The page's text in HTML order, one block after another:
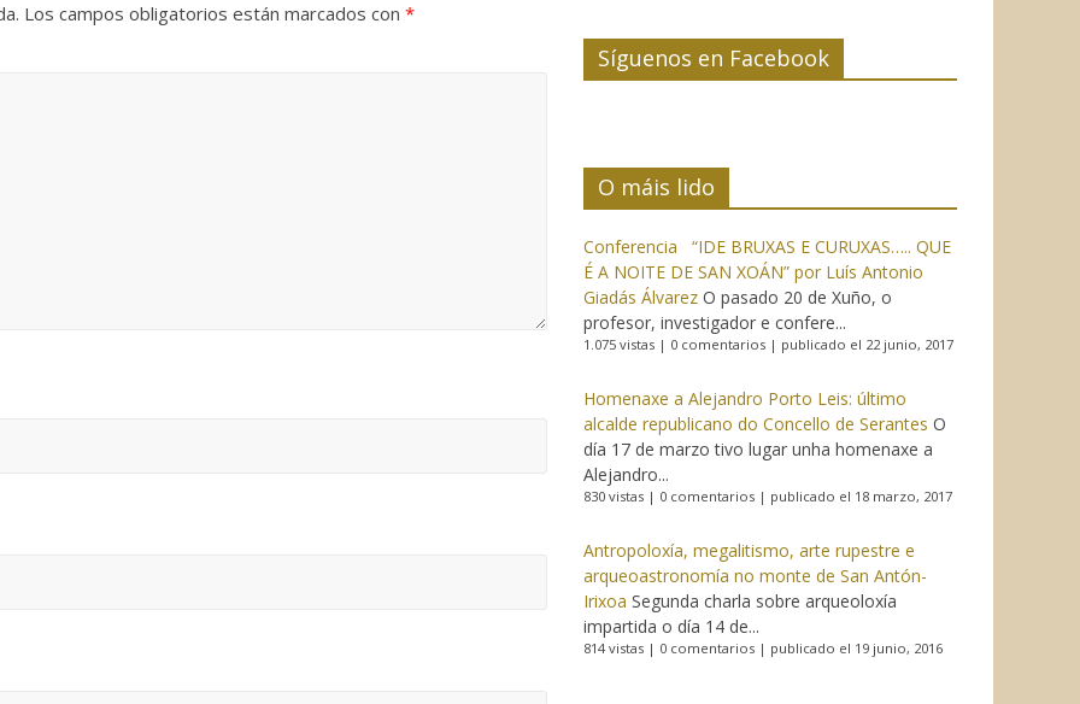
Los campos obligatorios están marcados con *
Síguenos en Facebook
O máis lido
Conferencia “IDE BRUXAS E CURUXAS….. QUE
É A NOITE DE SAN XOÁN” por Luís Antonio
Giadás Álvarez O pasado 20 de Xuño, o
profesor, investigador e confere...
1.075 vistas | 0 comentarios | publicado el 22 junio, 2017
Homenaxe a Alejandro Porto Leis: último
alcalde republicano do Concello de Serantes O
día 17 de marzo tivo lugar unha homenaxe a
Alejandro...
830 vistas | 0 comentarios | publicado el 18 marzo, 2017
Antropoloxía, megalitismo, arte rupestre e
arqueoastronomía no monte de San Antón-
Irixoa Segunda charla sobre arqueoloxía
impartida o día 14 de...
814 vistas | 0 comentarios | publicado el 19 junio, 2016